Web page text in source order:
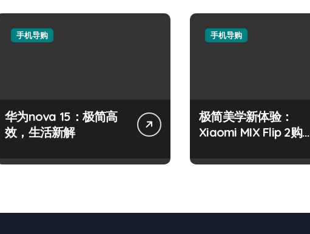
手机导购
华为nova 15：极简高
效，生活新解
手机导购
极简美学新体验：
Xiaomi MIX Flip 2购机